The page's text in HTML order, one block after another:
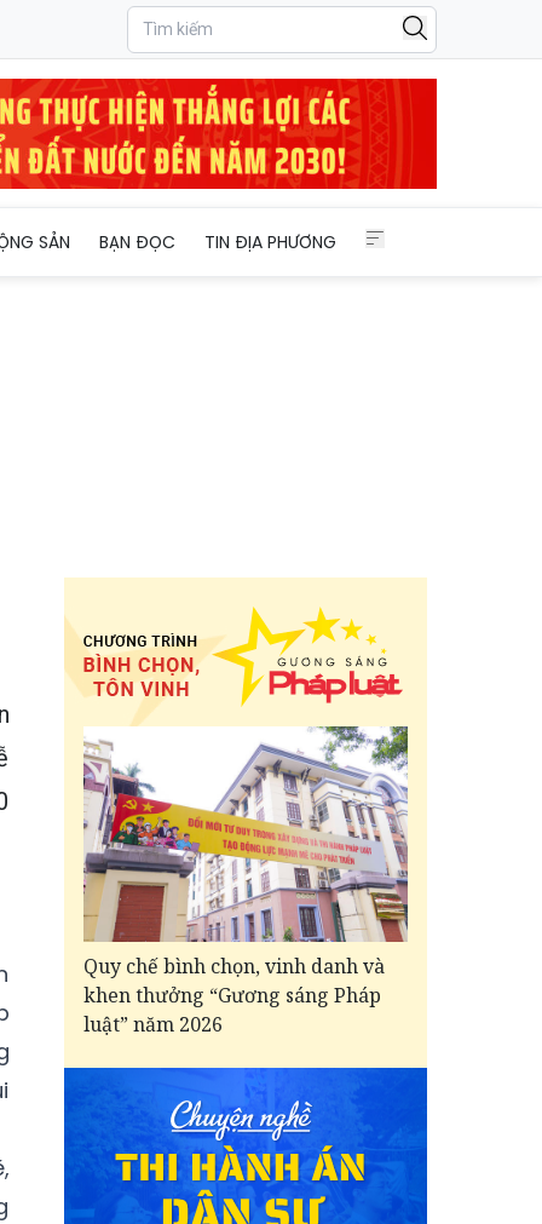
SẢN BẠN ĐỌC TIN ĐỊA PHƯƠNG
Quy chế bình chọn, vinh danh và
khen thưởng “Gương sáng Pháp
luật” năm 2026